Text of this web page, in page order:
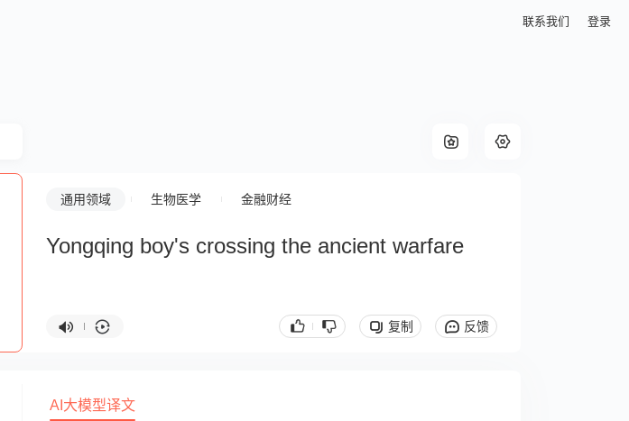
联系我们 登录
通用领域 生物医学 金融财经
Yongqing boy's crossing the ancient warfare
复制 反馈
AI大模型译文